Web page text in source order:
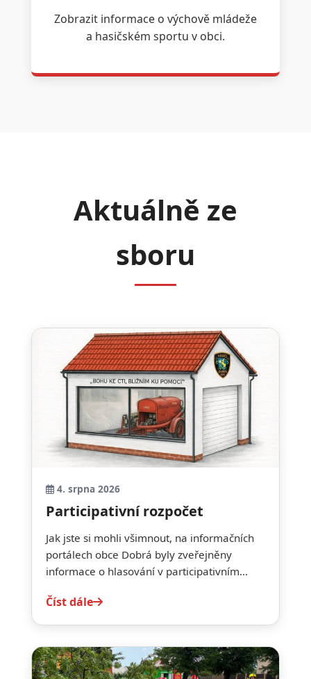
Zobrazit informace o výchově mládeže
a hasičském sportu v obci.
Aktuálně ze
sboru
4. srpna 2026
Participativní rozpočet
Jak jste si mohli všimnout, na informačních
portálech obce Dobrá byly zveřejněny
informace o hlasování v participativním...
Číst dále